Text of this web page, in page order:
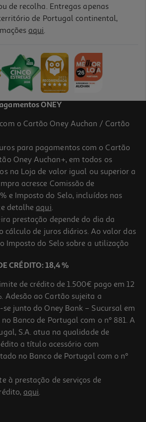
de recolha. Entregas apenas
de Portugal continental,
aqui.
ONEY
o Cartão Oney Auchan / Cartão
para pagamentos com o Cartão
Oney Auchan+, em todos os
na Loja de valor igual ou superior a
acresce Comissão de
e Imposto do Selo, incluídos nas
detalhe aqui.
prestação depende do dia da
cálculo de juros diários. Ao valor das
Imposto do Selo sobre a utilização
CRÉDITO: 18,4 %
de crédito de 1.500€ pago em 12
Adesão ao Cartão sujeita a
junto do Oney Bank – Sucursal em
Banco de Portugal com o nº 881. A
S.A. atua na qualidade de
a título acessório com
no Banco de Portugal com o nº
à prestação de serviços de
aqui.